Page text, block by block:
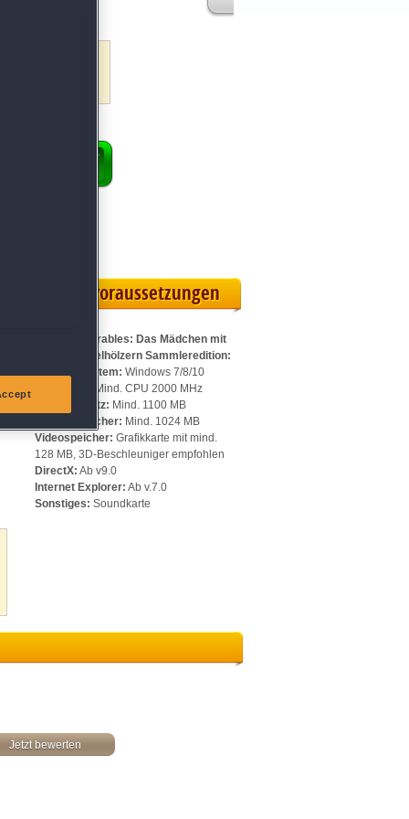
Systemvoraussetzungen
Für Dark Parables: Das Mädchen mit
den Schwefelhölzern Sammleredition:
Betriebssystem: Windows 7/8/10
Mind. CPU 2000 MHz
Speicherplatz: Mind. 1100 MB
Arbeitsspeicher: Mind. 1024 MB
Videospeicher: Grafikkarte mit mind.
128 MB, 3D-Beschleuniger empfohlen
DirectX: Ab v9.0
Internet Explorer: Ab v.7.0
Sonstiges: Soundkarte
Jetzt bewerten